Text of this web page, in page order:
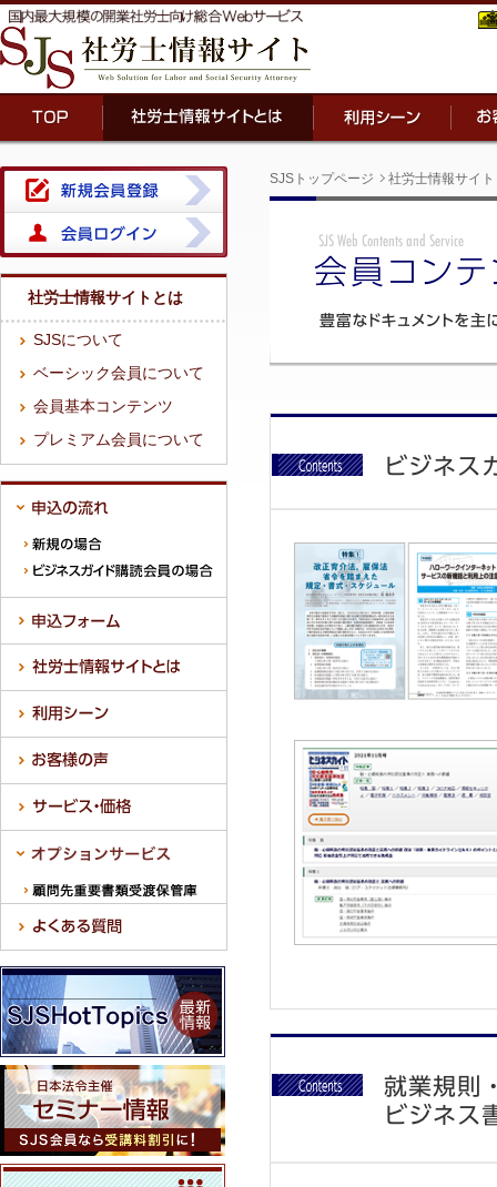
社労士情報サイトとは
SJSについて
ベーシック会員について
会員基本コンテンツ
プレミアム会員について
SJSトップページ 社労士情報サイ